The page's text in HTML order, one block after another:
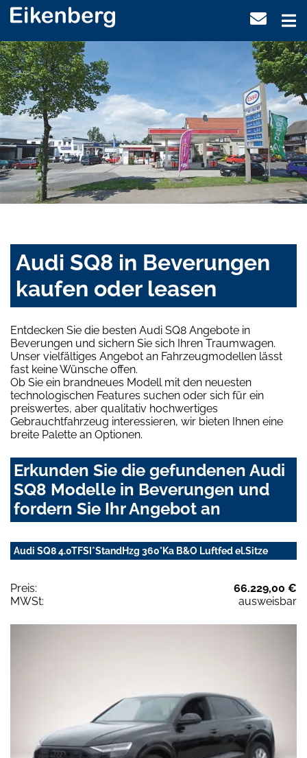
Audi SQ8 in Beverungen
kaufen oder leasen
Entdecken Sie die besten Audi SQ8 Angebote in
Beverungen und sichern Sie sich Ihren Traumwagen.
Unser vielfältiges Angebot an Fahrzeugmodellen lässt
fast keine Wünsche offen.
Ob Sie ein brandneues Modell mit den neuesten
technologischen Features suchen oder sich für ein
preiswertes, aber qualitativ hochwertiges
Gebrauchtfahrzeug interessieren, wir bieten Ihnen eine
breite Palette an Optionen.
Erkunden Sie die gefundenen Audi
SQ8 Modelle in Beverungen und
fordern Sie Ihr Angebot an
Audi SQ8 4.0TFSI*StandHzg 360°Ka B&O Luftfed el.Sitze
Preis:
66.229,00 €
MWSt:
ausweisbar